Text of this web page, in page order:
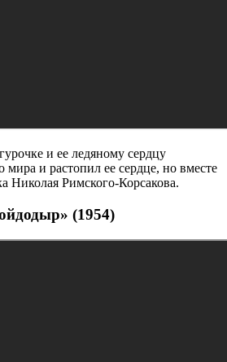
и ее ледяному сердцу
мира и растопил ее сердце, но вместе
Николая Римского-Корсакова.
(1954)